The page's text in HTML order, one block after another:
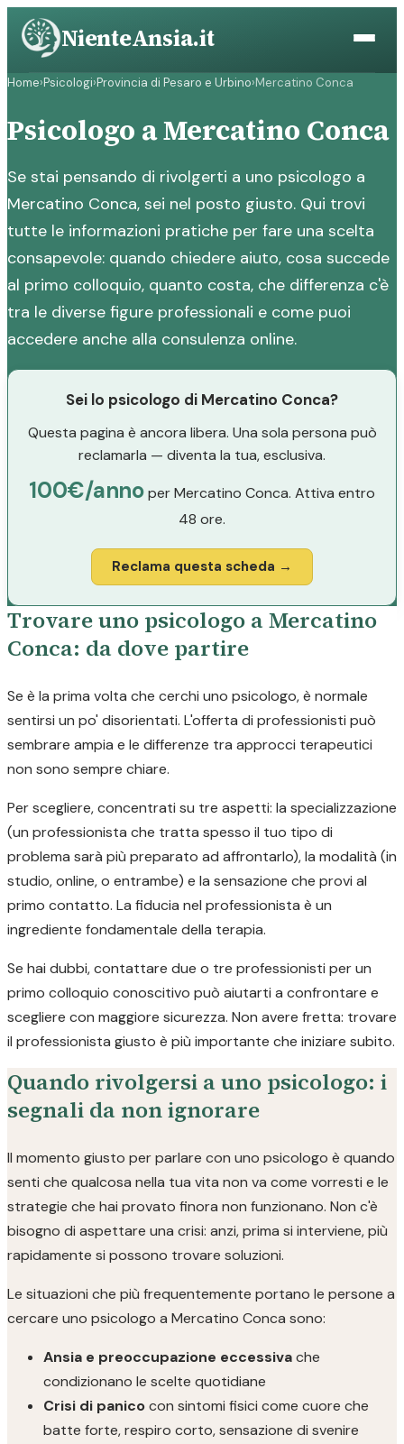
Vai
contenuto
NienteAnsia.it
Home›Psicologi›Provincia di Pesaro e Urbino›Mercatino Conca
Psicologo a Mercatino Conca
Se stai pensando di rivolgerti a uno psicologo a
Mercatino Conca, sei nel posto giusto. Qui trovi
tutte le informazioni pratiche per fare una scelta
consapevole: quando chiedere aiuto, cosa succede
al primo colloquio, quanto costa, che differenza c'è
tra le diverse figure professionali e come puoi
accedere anche alla consulenza online.
Sei lo psicologo di Mercatino Conca?
Questa pagina è ancora libera. Una sola persona può
reclamarla — diventa la tua, esclusiva.
100€/annoper Mercatino Conca. Attiva entro
48 ore.
Reclama questa scheda →
Trovare uno psicologo a Mercatino
Conca: da dove partire
Se è la prima volta che cerchi uno psicologo, è normale
sentirsi un po' disorientati. L'offerta di professionisti può
sembrare ampia e le differenze tra approcci terapeutici
non sono sempre chiare.
Per scegliere, concentrati su tre aspetti: la specializzazione
(un professionista che tratta spesso il tuo tipo di
problema sarà più preparato ad affrontarlo), la modalità (in
studio, online, o entrambe) e la sensazione che provi al
primo contatto. La fiducia nel professionista è un
ingrediente fondamentale della terapia.
Se hai dubbi, contattare due o tre professionisti per un
primo colloquio conoscitivo può aiutarti a confrontare e
scegliere con maggiore sicurezza. Non avere fretta: trovare
il professionista giusto è più importante che iniziare subito.
Quando rivolgersi a uno psicologo: i
segnali da non ignorare
Il momento giusto per parlare con uno psicologo è quando
senti che qualcosa nella tua vita non va come vorresti e le
strategie che hai provato finora non funzionano. Non c'è
bisogno di aspettare una crisi: anzi, prima si interviene, più
rapidamente si possono trovare soluzioni.
Le situazioni che più frequentemente portano le persone a
cercare uno psicologo a Mercatino Conca sono:
Ansia e preoccupazione eccessivache
condizionano le scelte quotidiane
Crisi di panicocon sintomi fisici come cuore che
batte forte, respiro corto, sensazione di svenire